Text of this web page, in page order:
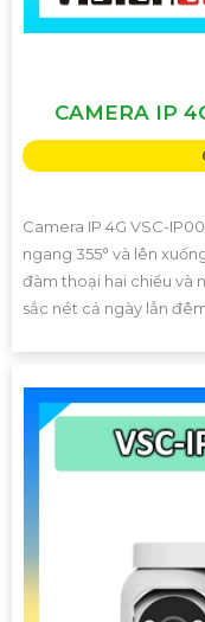
CAMERA IP
Camera IP 4G VSC-
ngang 355° và lên
đàm thoại hai chiều và
sắc nét cả ngày lẫn